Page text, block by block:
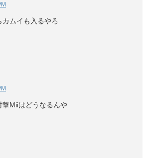
カムイも入るやろ
撃Miiはどうなるんや